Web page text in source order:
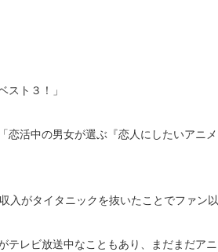
スト３！」
恋活中の男女が選ぶ『恋人にしたいアニメ
入がタイタニックを抜いたことでファン以
テレビ放送中なこともあり、まだまだアニ